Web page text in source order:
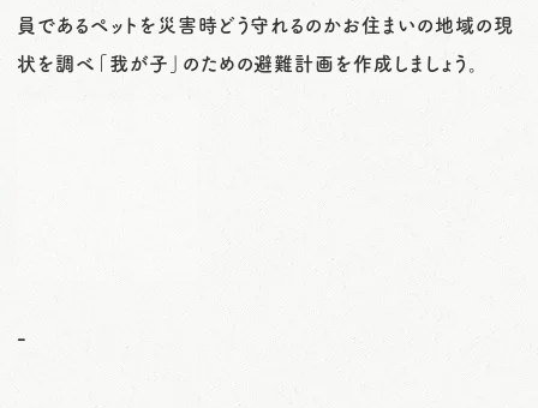
員であるペットを災害時どう守れるのかお住まいの地域の現
状を調べ「我が子」のための避難計画を作成しましょう。
-